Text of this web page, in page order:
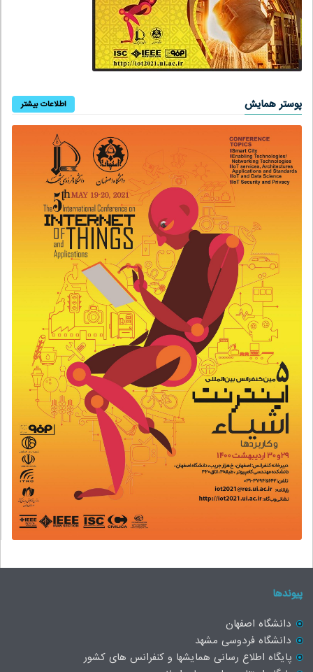
پوستر همایش اطلاعات بیشتر
پیوندها
دانشگاه اصفهان
دانشگاه فردوسی مشهد
پایگاه اطلاع رسانی همایشها و کنفرانس های کشور